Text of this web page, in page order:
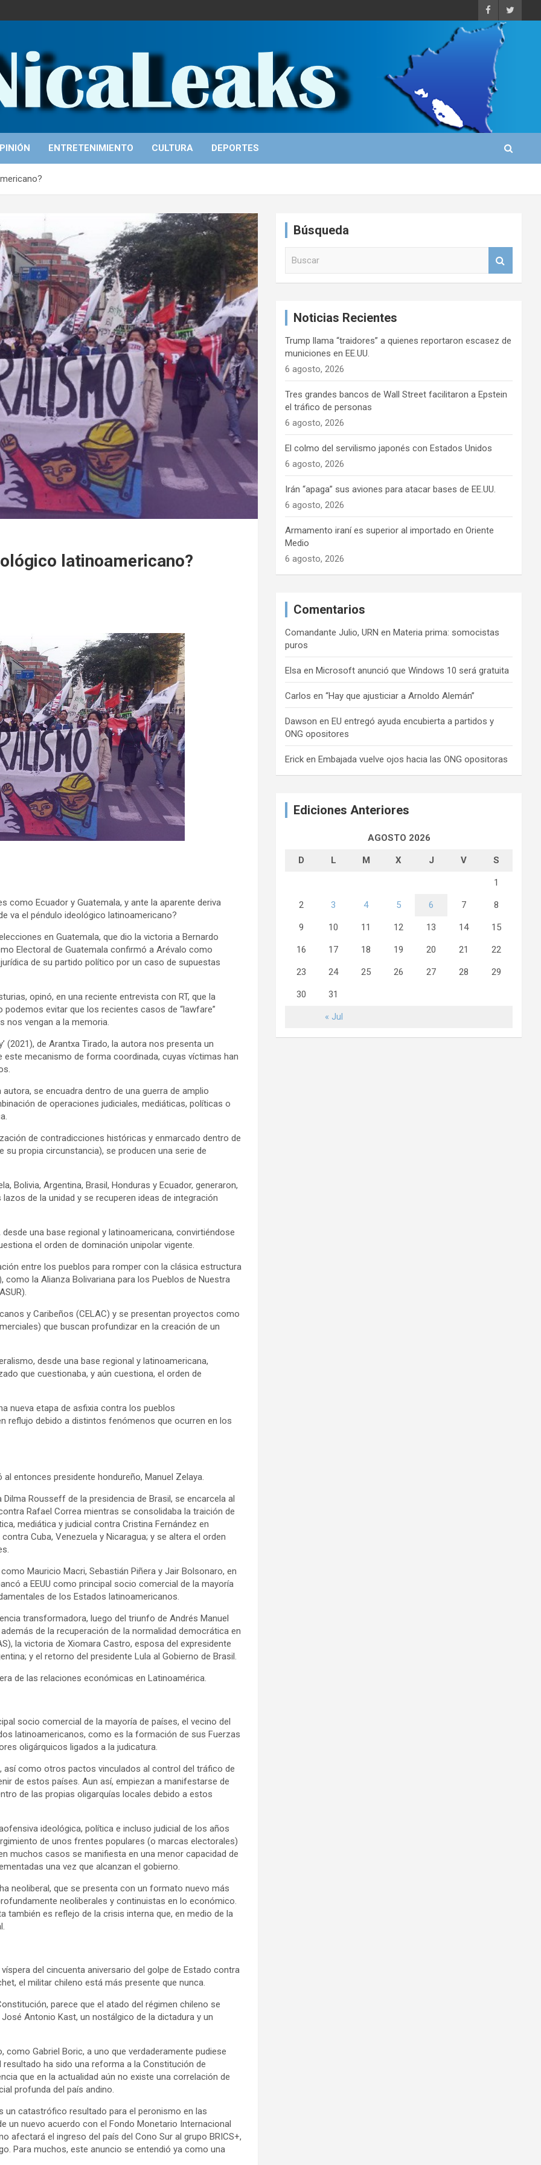
ENTRETENIMIENTO CULTURA DEPORTES
latinoamericano?
como Ecuador y Guatemala, y ante la aparente deriva
va el péndulo ideológico latinoamericano?
en Guatemala, que dio la victoria a Bernardo
Electoral de Guatemala confirmó a Arévalo como
de su partido político por un caso de supuestas
opinó, en una reciente entrevista con RT, que la
evitar que los recientes casos de “lawfare”
nos vengan a la memoria.
(2021), de Arantxa Tirado, la autora nos presenta un
mecanismo de forma coordinada, cuyas víctimas han
se encuadra dentro de una guerra de amplio
de operaciones judiciales, mediáticas, políticas o
de contradicciones históricas y enmarcado dentro de
propia circunstancia), se producen una serie de
Bolivia, Argentina, Brasil, Honduras y Ecuador, generaron,
de la unidad y se recuperen ideas de integración
una base regional y latinoamericana, convirtiéndose
el orden de dominación unipolar vigente.
entre los pueblos para romper con la clásica estructura
la Alianza Bolivariana para los Pueblos de Nuestra
y Caribeños (CELAC) y se presentan proyectos como
que buscan profundizar en la creación de un
desde una base regional y latinoamericana,
que cuestionaba, y aún cuestiona, el orden de
nueva etapa de asfixia contra los pueblos
reflujo debido a distintos fenómenos que ocurren en los
entonces presidente hondureño, Manuel Zelaya.
Rousseff de la presidencia de Brasil, se encarcela al
Rafael Correa mientras se consolidaba la traición de
mediática y judicial contra Cristina Fernández en
Cuba, Venezuela y Nicaragua; y se altera el orden
Mauricio Macri, Sebastián Piñera y Jair Bolsonaro, en
a EEUU como principal socio comercial de la mayoría
de los Estados latinoamericanos.
transformadora, luego del triunfo de Andrés Manuel
de la recuperación de la normalidad democrática en
la victoria de Xiomara Castro, esposa del expresidente
y el retorno del presidente Lula al Gobierno de Brasil.
de las relaciones económicas en Latinoamérica.
socio comercial de la mayoría de países, el vecino del
latinoamericanos, como es la formación de sus Fuerzas
oligárquicos ligados a la judicatura.
así como otros pactos vinculados al control del tráfico de
de estos países. Aun así, empiezan a manifestarse de
de las propias oligarquías locales debido a estos
ideológica, política e incluso judicial de los años
de unos frentes populares (o marcas electorales)
muchos casos se manifiesta en una menor capacidad de
una vez que alcanzan el gobierno.
neoliberal, que se presenta con un formato nuevo más
neoliberales y continuistas en lo económico.
es reflejo de la crisis interna que, en medio de la
del cincuenta aniversario del golpe de Estado contra
el militar chileno está más presente que nunca.
parece que el atado del régimen chileno se
Antonio Kast, un nostálgico de la dictadura y un
Gabriel Boric, a uno que verdaderamente pudiese
ha sido una reforma a la Constitución de
que en la actualidad aún no existe una correlación de
profunda del país andino.
un catastrófico resultado para el peronismo en las
un nuevo acuerdo con el Fondo Monetario Internacional
afectará el ingreso del país del Cono Sur al grupo BRICS+,
Para muchos, este anuncio se entendió ya como una
Búsqueda
Noticias Recientes
Trump llama “traidores” a quienes reportaron escasez de
municiones en EE.UU.
6 agosto, 2026
Tres grandes bancos de Wall Street facilitaron a Epstein
el tráfico de personas
6 agosto, 2026
El colmo del servilismo japonés con Estados Unidos
6 agosto, 2026
Irán “apaga” sus aviones para atacar bases de EE.UU.
6 agosto, 2026
Armamento iraní es superior al importado en Oriente
Medio
6 agosto, 2026
Comentarios
Comandante Julio, URN en Materia prima: somocistas
puros
Elsa en Microsoft anunció que Windows 10 será gratuita
Carlosen“Hay que ajusticiar a Arnoldo Alemán”
Dawson en EU entregó ayuda encubierta a partidos y
ONG opositores
Erick en Embajada vuelve ojos hacia las ONG opositoras
Ediciones Anteriores
AGOSTO 2026
D L M X J V S
« Jul
1
2 3 4 5 6 7 8
9 10 11 12 13 14 15
16 17 18 19 20 21 22
23 24 25 26 27 28 29
30 31